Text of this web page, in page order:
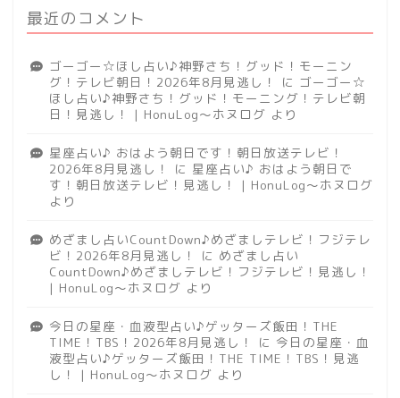
最近のコメント
ゴーゴー☆ほし占い♪神野さち！グッド！モーニン
グ！テレビ朝日！2026年8月見逃し！
に ゴーゴー☆
ほし占い♪神野さち！グッド！モーニング！テレビ朝
日！見逃し！ | HonuLog～ホヌログ より
星座占い♪ おはよう朝日です！朝日放送テレビ！
2026年8月見逃し！
に 星座占い♪ おはよう朝日で
す！朝日放送テレビ！見逃し！ | HonuLog～ホヌログ
より
めざまし占いCountDown♪めざましテレビ！フジテレ
ビ！2026年8月見逃し！
に めざまし占い
CountDown♪めざましテレビ！フジテレビ！見逃し！
| HonuLog～ホヌログ より
今日の星座・血液型占い♪ゲッターズ飯田！THE
TIME！TBS！2026年8月見逃し！
に 今日の星座・血
液型占い♪ゲッターズ飯田！THE TIME！TBS！見逃
し！ | HonuLog～ホヌログ より